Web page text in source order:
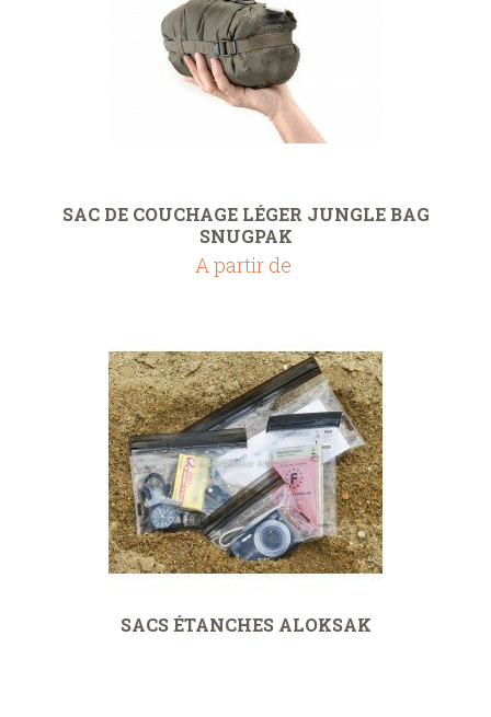
SAC DE COUCHAGE LÉGER JUNGLE BAG
SNUGPAK
A partir de
SACS ÉTANCHES ALOKSAK